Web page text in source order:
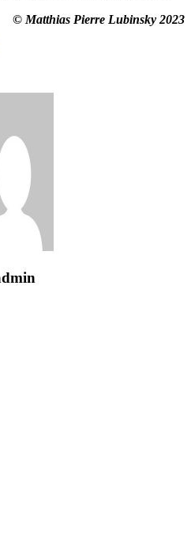
© Matthias Pierre Lubinsky 2023